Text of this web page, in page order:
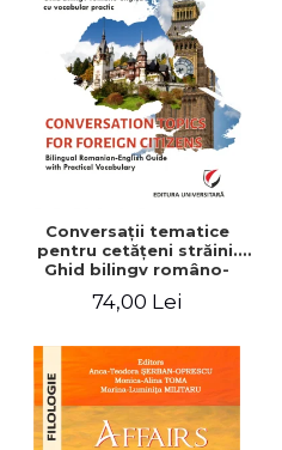
Conversaţii tematice
pentru cetăţeni străini.
Ghid bilingv româno-
practic/Conversation
Bilingual Romanian-English
guide with practical
vocabulary
74,00 Lei